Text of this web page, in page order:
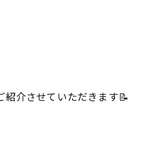
介させていただきます📝